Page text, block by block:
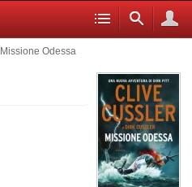
Missione Odessa